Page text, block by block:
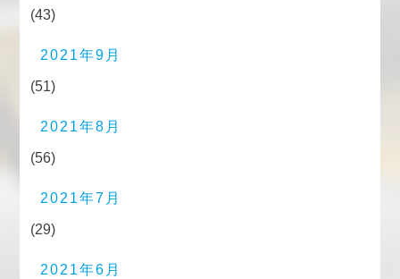
(43)
2021年9月
(51)
2021年8月
(56)
2021年7月
(29)
2021年6月